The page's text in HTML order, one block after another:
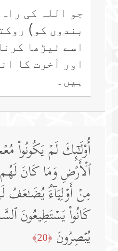
جو اللہ کی
بندوں کو)
اسے ٹیڑھا
اور آخرت کا
ہیں۔
أُو۟لَـٰۤىِٕكَ لَمۡ یَكُونُوا۟
ٱلۡأَرۡضِ وَمَا كَانَ
مِنۡ أَوۡلِیَاۤءَۘ یُضَـٰعَفُ
كَانُوا۟ یَسۡتَطِیعُونَ
یُبۡصِرُونَ ﴿20﴾